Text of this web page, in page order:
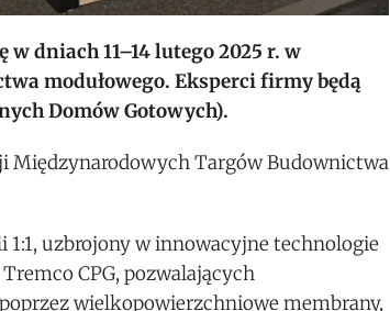
dniach 11–14 lutego 2025 r. w
modułowego. Eksperci firmy będą
Domów Gotowych).
Międzynarodowych Targów Budownictwa
1:1, uzbrojony w innowacyjne technologie
CPG, pozwalających
wielkopowierzchniowe membrany,